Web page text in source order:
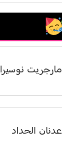
مارجريت نوسيرا
عدنان الحداد